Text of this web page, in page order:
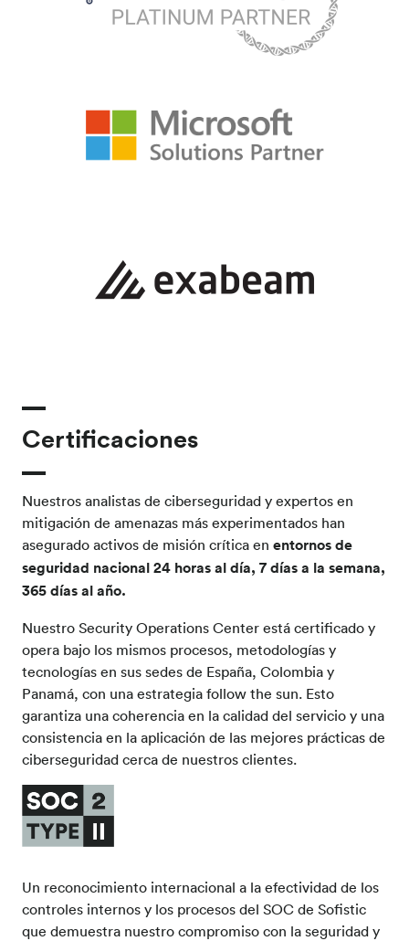
Certificaciones
Nuestros analistas de ciberseguridad y expertos en
mitigación de amenazas más experimentados han
asegurado activos de misión crítica en entornos de
seguridad nacional 24 horas al día, 7 días a la semana,
365 días al año.
Nuestro Security Operations Center está certificado y
opera bajo los mismos procesos, metodologías y
tecnologías en sus sedes de España, Colombia y
Panamá, con una estrategia follow the sun. Esto
garantiza una coherencia en la calidad del servicio y una
consistencia en la aplicación de las mejores prácticas de
ciberseguridad cerca de nuestros clientes.
Un reconocimiento internacional a la efectividad de los
controles internos y los procesos del SOC de Sofistic
que demuestra nuestro compromiso con la seguridad y